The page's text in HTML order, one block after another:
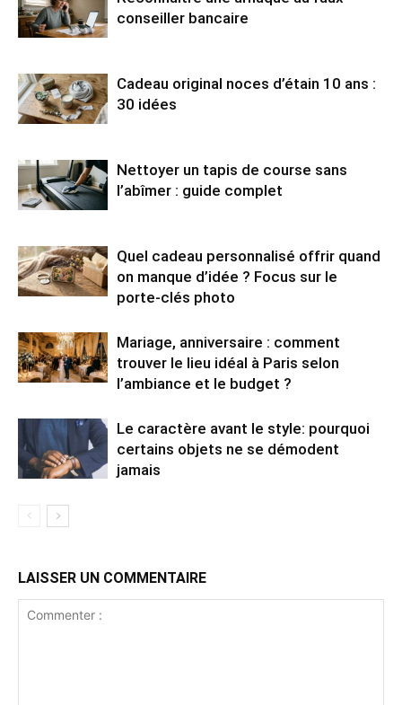
conseiller bancaire
Cadeau original noces d’étain 10 ans :
30 idées
Nettoyer un tapis de course sans
l’abîmer : guide complet
Quel cadeau personnalisé offrir quand
on manque d’idée ? Focus sur le
porte-clés photo
Mariage, anniversaire : comment
trouver le lieu idéal à Paris selon
l’ambiance et le budget ?
Le caractère avant le style: pourquoi
certains objets ne se démodent
jamais
LAISSER UN COMMENTAIRE